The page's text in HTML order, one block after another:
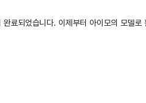
완료되었습니다. 이제부터 아이모의 모델